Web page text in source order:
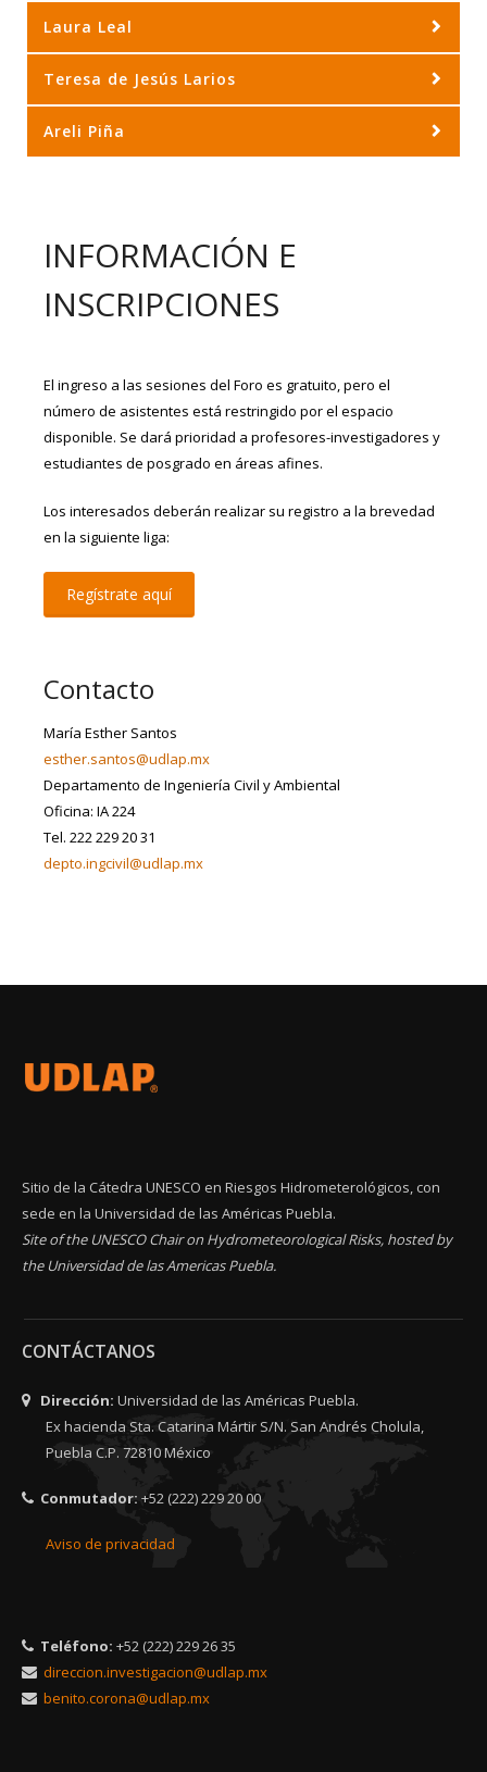
Laura Leal
Teresa de Jesús Larios
Areli Piña
INFORMACIÓN E
INSCRIPCIONES
El ingreso a las sesiones del Foro es gratuito, pero el
número de asistentes está restringido por el espacio
disponible. Se dará prioridad a profesores-investigadores y
estudiantes de posgrado en áreas afines.
Los interesados deberán realizar su registro a la brevedad
en la siguiente liga:
Regístrate aquí
Contacto
María Esther Santos
esther.santos@udlap.mx
Departamento de Ingeniería Civil y Ambiental
Oficina: IA 224
Tel. 222 229 20 31
depto.ingcivil@udlap.mx
Sitio de la Cátedra UNESCO en Riesgos Hidrometerológicos, con
sede en la Universidad de las Américas Puebla.
Site of the UNESCO Chair on Hydrometeorological Risks, hosted by
the Universidad de las Americas Puebla.
CONTÁCTANOS
Dirección: Universidad de las Américas Puebla.
Ex hacienda Sta. Catarina Mártir S/N. San Andrés Cholula,
Puebla C.P. 72810 México
Conmutador: +52 (222) 229 20 00
Aviso de privacidad
Teléfono: +52 (222) 229 26 35
direccion.investigacion@udlap.mx
benito.corona@udlap.mx